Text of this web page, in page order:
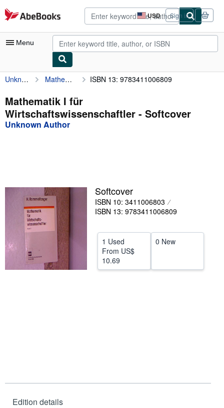
Skip to main content
AbeBooks.com USD
Site
shopping
preferences
Sign in
Menu
My Account
My Purchases
Advanced Search
Textbooks
Sellers
Start Selling
CLOSE
Unknown Author Mathematik I für Wirtschaftswissenschaftler ISBN 13: 9783411006809
Mathematik I für
Wirtschaftswissenschaftler - Softcover
Unknown Author
Softcover
ISBN 10: 3411006803
ISBN 13: 9783411006809
1 Used
From US$
10.69
0 New
Edition details